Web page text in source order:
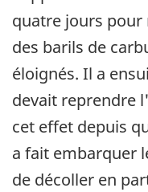
quatre jours pour
des barils de
éloignés. Il a
devait reprendre
cet effet depuis
a fait embarquer
de décoller en